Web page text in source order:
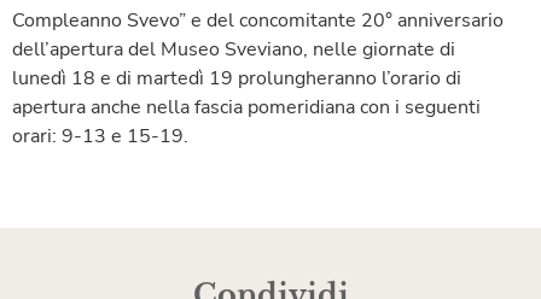
Compleanno Svevo” e del concomitante 20° anniversario
dell’apertura del Museo Sveviano, nelle giornate di
lunedì 18 e di martedì 19 prolungheranno l’orario di
apertura anche nella fascia pomeridiana con i seguenti
orari: 9-13 e 15-19.